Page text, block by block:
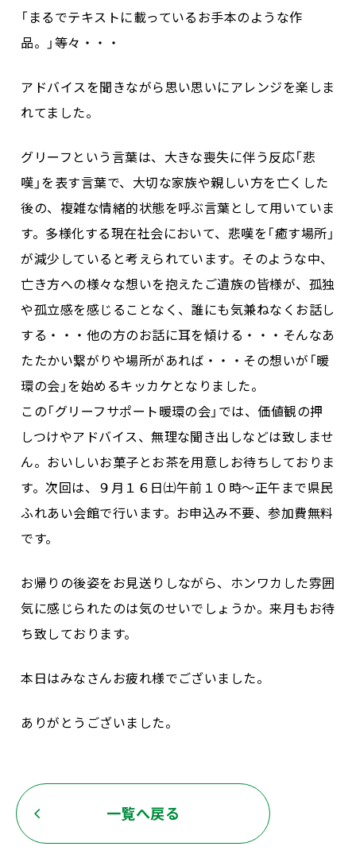
「まるでテキストに載っているお手本のような作
品。」等々・・・
アドバイスを聞きながら思い思いにアレンジを楽しま
れてました。
グリーフという言葉は、大きな喪失に伴う反応「悲
嘆」を表す言葉で、大切な家族や親しい方を亡くした
後の、複雑な情緒的状態を呼ぶ言葉として用いていま
す。多様化する現在社会において、悲嘆を「癒す場所」
が減少していると考えられています。そのような中、
亡き方への様々な想いを抱えたご遺族の皆様が、孤独
や孤立感を感じることなく、誰にも気兼ねなくお話し
する・・・他の方のお話に耳を傾ける・・・そんなあ
たたかい繋がりや場所があれば・・・その想いが「暖
環の会」を始めるキッカケとなりました。
この「グリーフサポート暖環の会」では、価値観の押
しつけやアドバイス、無理な聞き出しなどは致しませ
ん。おいしいお菓子とお茶を用意しお待ちしておりま
す。次回は、９月１６日㈯午前１０時～正午まで県民
ふれあい会館で行います。お申込み不要、参加費無料
です。
お帰りの後姿をお見送りしながら、ホンワカした雰囲
気に感じられたのは気のせいでしょうか。来月もお待
ち致しております。
本日はみなさんお疲れ様でございました。
ありがとうございました。
一覧へ戻る